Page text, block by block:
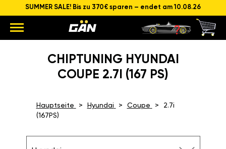
SUMMER SALE! Bis zu 370€ sparen – endet am 10.08.26
CHIPTUNING HYUNDAI
COUPE 2.7I (167 PS)
Hauptseite Hyundai Coupe
2.7i
(167PS)